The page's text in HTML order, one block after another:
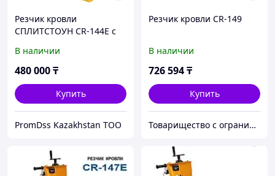
Резчик кровли
СПЛИТСТОУН CR-144E c
двигателем
В наличии
480 000₸
Купить
PromDss Kazakhstan TOO
Резчик кровли CR-149
В наличии
726 594₸
Купить
Товарищество с ограниченной ответственностью "Infinity Power"